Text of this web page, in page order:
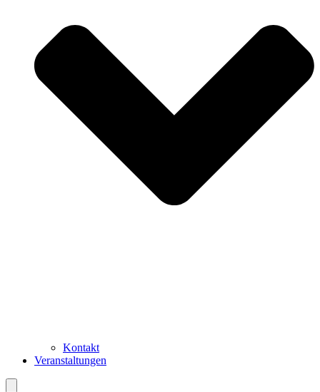
Kontakt
Veranstaltungen